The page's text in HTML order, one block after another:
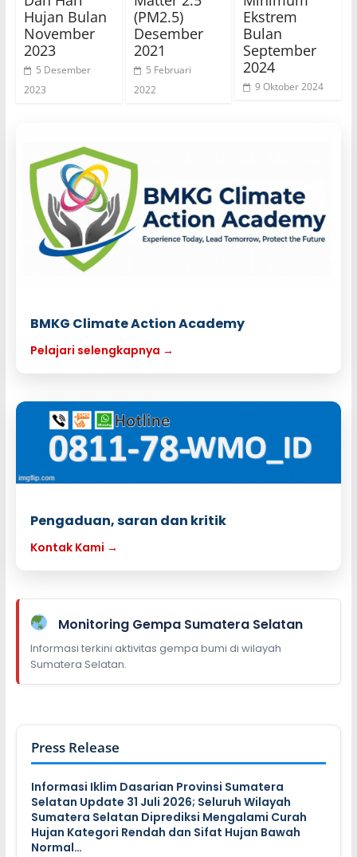
Hujan Bulan
November
2023
5 Desember
2023
(PM2.5)
Desember
2021
5 Februari
2022
Ekstrem
Bulan
September
2024
9 Oktober 2024
BMKG Climate Action Academy
Pelajari selengkapnya →
Pengaduan, saran dan kritik
Kontak Kami →
Monitoring Gempa Sumatera Selatan
Informasi terkini aktivitas gempa bumi di wilayah
Sumatera Selatan.
Press Release
Informasi Iklim Dasarian Provinsi Sumatera
Selatan Update 31 Juli 2026; Seluruh Wilayah
Sumatera Selatan Diprediksi Mengalami Curah
Hujan Kategori Rendah dan Sifat Hujan Bawah
Normal…